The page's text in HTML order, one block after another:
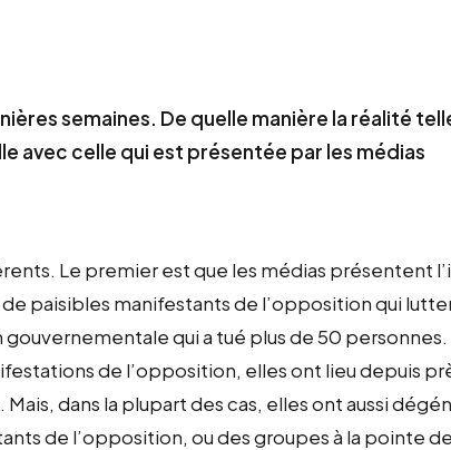
semaines. De quelle manière la réalité
avec celle qui est présentée par les médias
Le premier est que les médias présentent
de paisibles manifestants de l’opposition qui
qui a tué plus de 50 personnes.
de l’opposition, elles ont lieu depuis
dans la plupart des cas, elles ont aussi
de l’opposition, ou des groupes à la pointe